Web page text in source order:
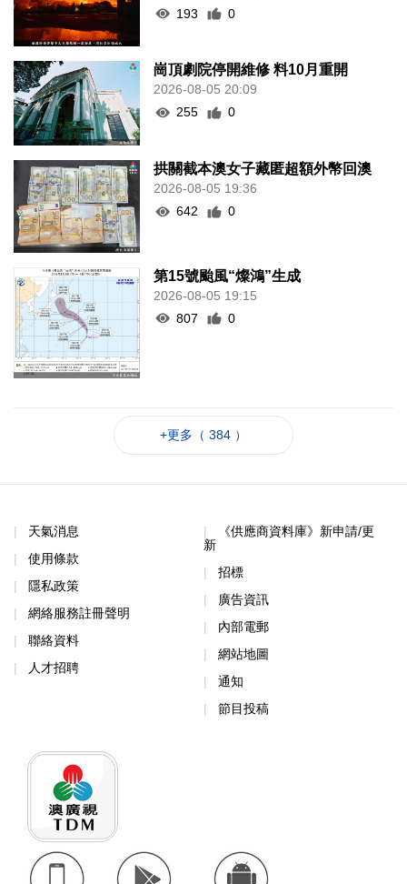
193
0
崗頂劇院停開維修 料10月重開
2026-08-05 20:09
255
0
拱關截本澳女子藏匿超額外幣回澳
2026-08-05 19:36
642
0
第15號颱風“燦鴻”生成
2026-08-05 19:15
807
0
+更多（ 384 ）
天氣消息
使用條款
隱私政策
網絡服務註冊聲明
聯絡資料
人才招聘
《供應商資料庫》新申請/更
新
招標
廣告資訊
內部電郵
網站地圖
通知
節目投稿